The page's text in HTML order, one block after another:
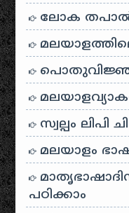
ലോക തപാൽ
സ്വല്പം ലിപി
മലയാളം
പഠിക്കാം